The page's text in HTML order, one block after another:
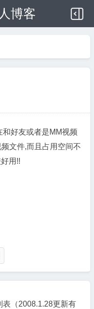
博客
好友或者是MM视频
文件,而且占用空间不
用!!
（2008.1.28更新有